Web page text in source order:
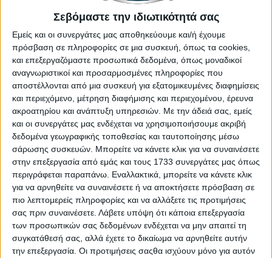
Σεβόμαστε την ιδιωτικότητά σας
Εμείς και οι συνεργάτες μας αποθηκεύουμε και/ή έχουμε
πρόσβαση σε πληροφορίες σε μια συσκευή, όπως τα cookies,
και επεξεργαζόμαστε προσωπικά δεδομένα, όπως μοναδικοί
αναγνωριστικοί και προσαρμοσμένες πληροφορίες που
αποστέλλονται από μια συσκευή για εξατομικευμένες διαφημίσεις
και περιεχόμενο, μέτρηση διαφήμισης και περιεχομένου, έρευνα
ακροατηρίου και ανάπτυξη υπηρεσιών. Με την άδειά σας, εμείς
και οι συνεργάτες μας ενδέχεται να χρησιμοποιήσουμε ακριβή
δεδομένα γεωγραφικής τοποθεσίας και ταυτοποίησης μέσω
σάρωσης συσκευών. Μπορείτε να κάνετε κλικ για να συναινέσετε
στην επεξεργασία από εμάς και τους 1733 συνεργάτες μας όπως
περιγράφεται παραπάνω. Εναλλακτικά, μπορείτε να κάνετε κλικ
για να αρνηθείτε να συναινέσετε ή να αποκτήσετε πρόσβαση σε
πιο λεπτομερείς πληροφορίες και να αλλάξετε τις προτιμήσεις
σας πριν συναινέσετε. Λάβετε υπόψη ότι κάποια επεξεργασία
των προσωπικών σας δεδομένων ενδέχεται να μην απαιτεί τη
συγκατάθεσή σας, αλλά έχετε το δικαίωμα να αρνηθείτε αυτήν
την επεξεργασία. Οι προτιμήσεις σαςθα ισχύουν μόνο για αυτόν
Με 203 χλμ./ώρα στην Αθηνών-Κορίνθου – Πήγε να
δωροδοκήσει τους αστυνομικούς